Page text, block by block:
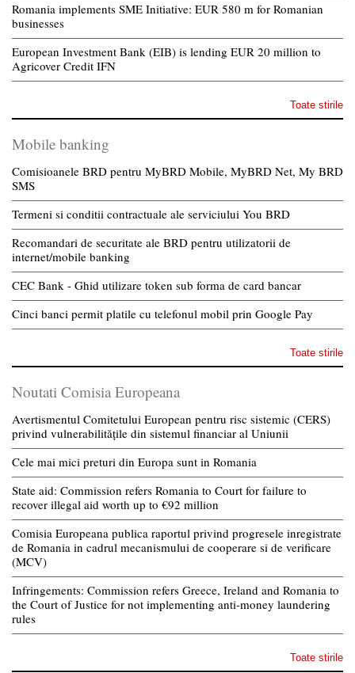
Romania implements SME Initiative: EUR 580 m for Romanian
businesses
European Investment Bank (EIB) is lending EUR 20 million to
Agricover Credit IFN
Toate stirile
Mobile banking
Comisioanele BRD pentru MyBRD Mobile, MyBRD Net, My BRD
SMS
Termeni si conditii contractuale ale serviciului You BRD
Recomandari de securitate ale BRD pentru utilizatorii de
internet/mobile banking
CEC Bank - Ghid utilizare token sub forma de card bancar
Cinci banci permit platile cu telefonul mobil prin Google Pay
Toate stirile
Noutati Comisia Europeana
Avertismentul Comitetului European pentru risc sistemic (CERS)
privind vulnerabilitățile din sistemul financiar al Uniunii
Cele mai mici preturi din Europa sunt in Romania
State aid: Commission refers Romania to Court for failure to
recover illegal aid worth up to €92 million
Comisia Europeana publica raportul privind progresele inregistrate
de Romania in cadrul mecanismului de cooperare si de verificare
(MCV)
Infringements: Commission refers Greece, Ireland and Romania to
the Court of Justice for not implementing anti-money laundering
rules
Toate stirile